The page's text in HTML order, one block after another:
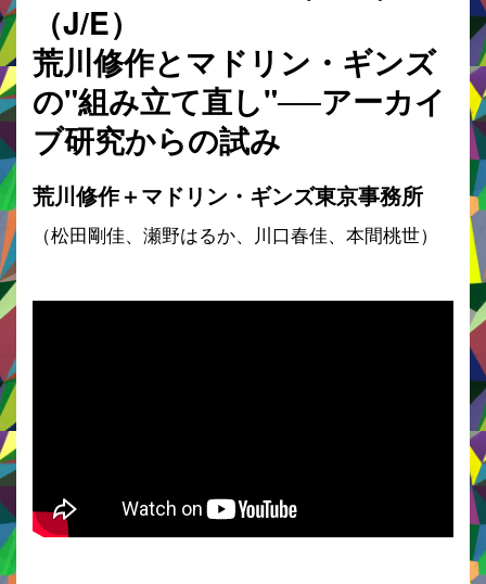
お問い合わせ
EN
（J/E）
荒川修作とマドリン・ギンズ
の"組み立て直し"──アーカイ
ブ研究からの試み
荒川修作＋マドリン・ギンズ東京事務所
（松田剛佳、瀬野はるか、川口春佳、本間桃世）